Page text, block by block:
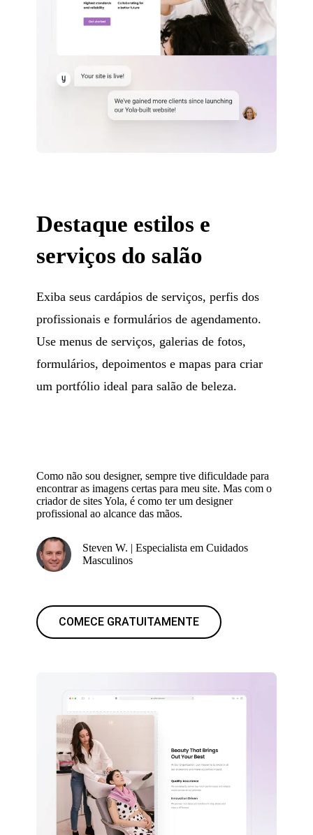
Destaque estilos e
serviços do salão
Exiba seus cardápios de serviços, perfis dos
profissionais e formulários de agendamento.
Use menus de serviços, galerias de fotos,
formulários, depoimentos e mapas para criar
um portfólio ideal para salão de beleza.
Como não sou designer, sempre tive dificuldade para
encontrar as imagens certas para meu site. Mas com o
criador de sites Yola, é como ter um designer
profissional ao alcance das mãos.
Steven W. | Especialista em Cuidados
Masculinos
COMECE GRATUITAMENTE